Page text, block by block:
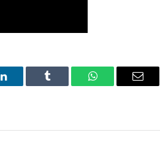
LinkedIn Tumblr WhatsAppEmail